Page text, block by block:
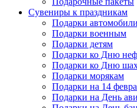
Сувениры к праздникам
Подарки
Подарки военным
Подарки детям
Подарки ко Дню
Подарки ко Дню
Подарки морякам
Подарки на 14
Подарки на День